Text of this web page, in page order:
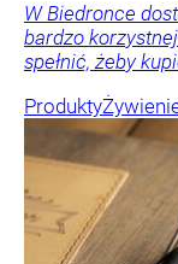
W Biedronce
bardzo
spełnić, żeby
Produkty